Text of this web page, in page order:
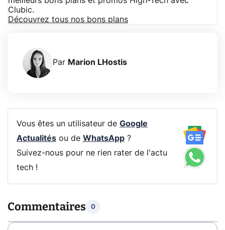
Clubic.
Découvrez tous nos bons plans
Par Marion LHostis
Vous êtes un utilisateur de Google
Actualitésou de WhatsApp?
Suivez-nous pour ne rien rater de l'actu
tech !
Commentaires 0